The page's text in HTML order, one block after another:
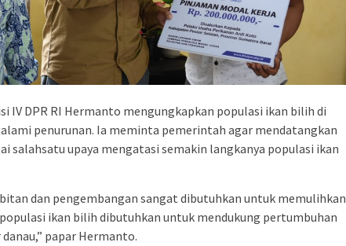
IV DPR RI Hermanto mengungkapkan populasi ikan bilih di
penurunan. Ia meminta pemerintah agar mendatangkan
salahsatu upaya mengatasi semakin langkanya populasi ikan
dan pengembangan sangat dibutuhkan untuk memulihkan
ikan bilih dibutuhkan untuk mendukung pertumbuhan
papar Hermanto.